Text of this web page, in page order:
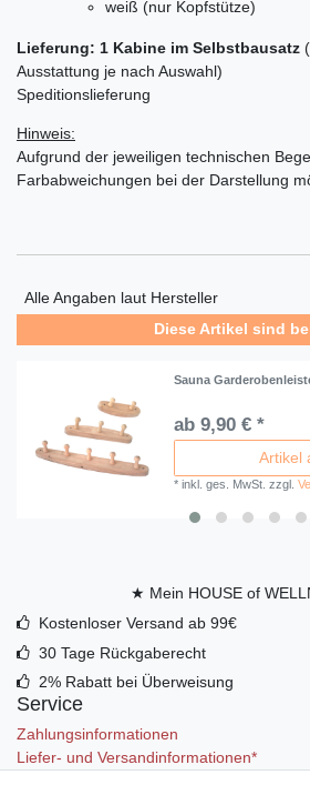
weiß (nur Kopfstütze)
Lieferung: 1 Kabine im Selbstbausatz
Ausstattung je nach Auswahl)
Speditionslieferung
Hinweis:
Aufgrund der jeweiligen technischen
Farbabweichungen bei der Darstellung
Alle Angaben laut Hersteller
Diese Artikel sind
Sauna
ab 9,90 € *
Artikel
*inkl. ges. MwSt. zzgl.
★ Mein HOUSE of
Kostenloser Versand ab 99€
30 Tage Rückgaberecht
2% Rabatt bei Überweisung
Service
Zahlungsinformationen
Liefer- und Versandinformationen*